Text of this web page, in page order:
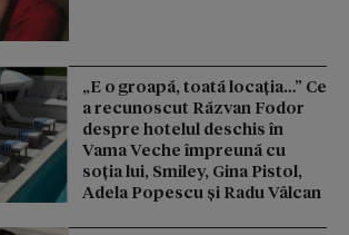
„E o groapă, toată locația…” Ce
a recunoscut Răzvan Fodor
despre hotelul deschis în
Vama Veche împreună cu
soția lui, Smiley, Gina Pistol,
Adela Popescu și Radu Vâlcan